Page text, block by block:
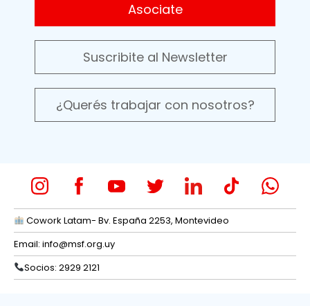
Asociate
Suscribite al Newsletter
¿Querés trabajar con nosotros?
Cowork Latam- Bv. España 2253, Montevideo
Email: info@msf.org.uy
Socios: 2929 2121